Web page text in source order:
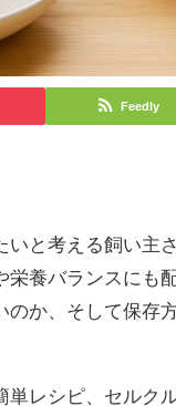
Feedly
いと考える飼い主
栄養バランスにも
のか、そして保存
単レシピ、セルク